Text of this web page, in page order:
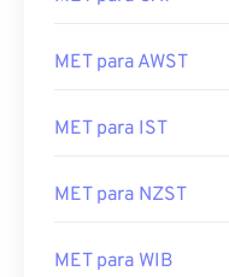
MET para AWST
MET para IST
MET para NZST
MET para WIB